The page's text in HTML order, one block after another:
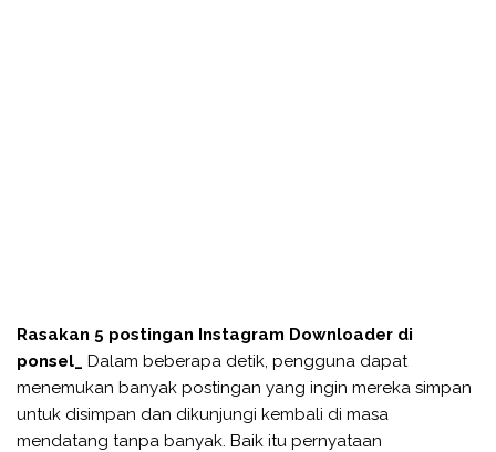
Rasakan 5 postingan Instagram Downloader di
ponsel_
Dalam beberapa detik, pengguna dapat
menemukan banyak postingan yang ingin mereka simpan
untuk disimpan dan dikunjungi kembali di masa
mendatang tanpa banyak. Baik itu pernyataan